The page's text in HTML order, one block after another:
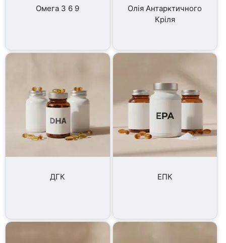
Омега 3 6 9
Олія Антарктичного
Кріля
ДГК ЕПК